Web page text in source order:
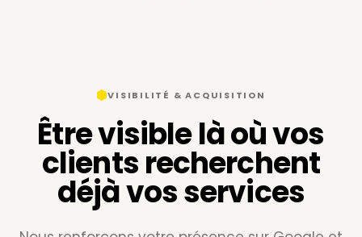
VISIBILITÉ & ACQUISITION
Être visible là où vos
clients recherchent
déjà vos services